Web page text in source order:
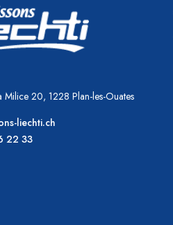
Milice 20, 1228 Plan-les-Ouates
liechti.ch
22 33